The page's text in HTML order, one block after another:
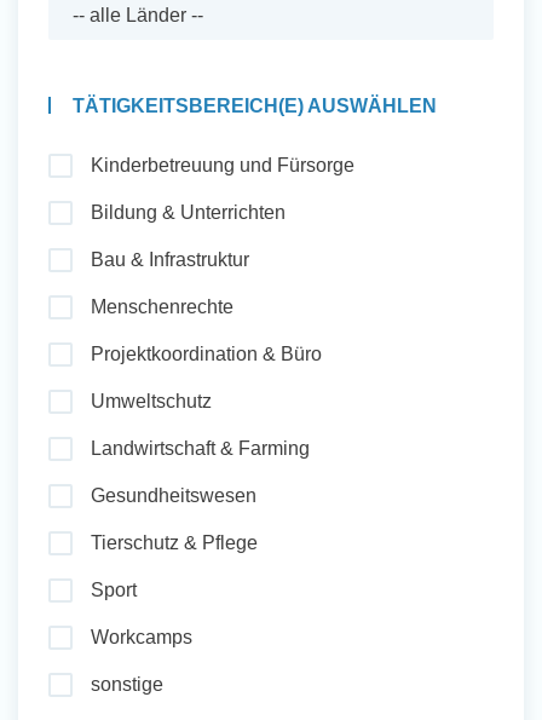
Auslandserfahrung Sammeln
Initiativbewerbung
TÄTIGKEITSBEREICH(E) AUSWÄHLEN
Kinderbetreuung und Fürsorge
Bildung & Unterrichten
Bau & Infrastruktur
Menschenrechte
Projektkoordination & Büro
Umweltschutz
Landwirtschaft & Farming
Gesundheitswesen
Tierschutz & Pflege
Sport
Workcamps
sonstige